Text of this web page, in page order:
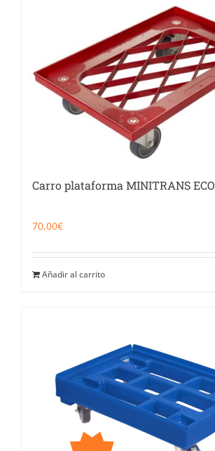
Carro plataforma MINITRANS ECO
70,00€
Añadir al carrito